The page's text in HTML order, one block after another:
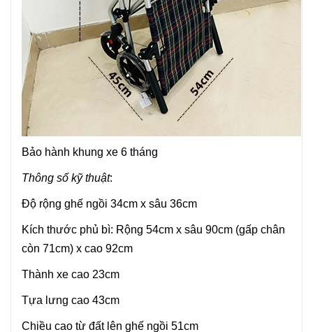
Bảo hành khung xe 6 tháng
Thông số kỹ thuật:
Độ rộng ghế ngồi 34cm x sâu 36cm
Kích thước phủ bì: Rộng 54cm x sâu 90cm (gấp chân
còn 71cm) x cao 92cm
Thành xe cao 23cm
Tựa lưng cao 43cm
Chiều cao từ đất lên ghế ngồi 51cm